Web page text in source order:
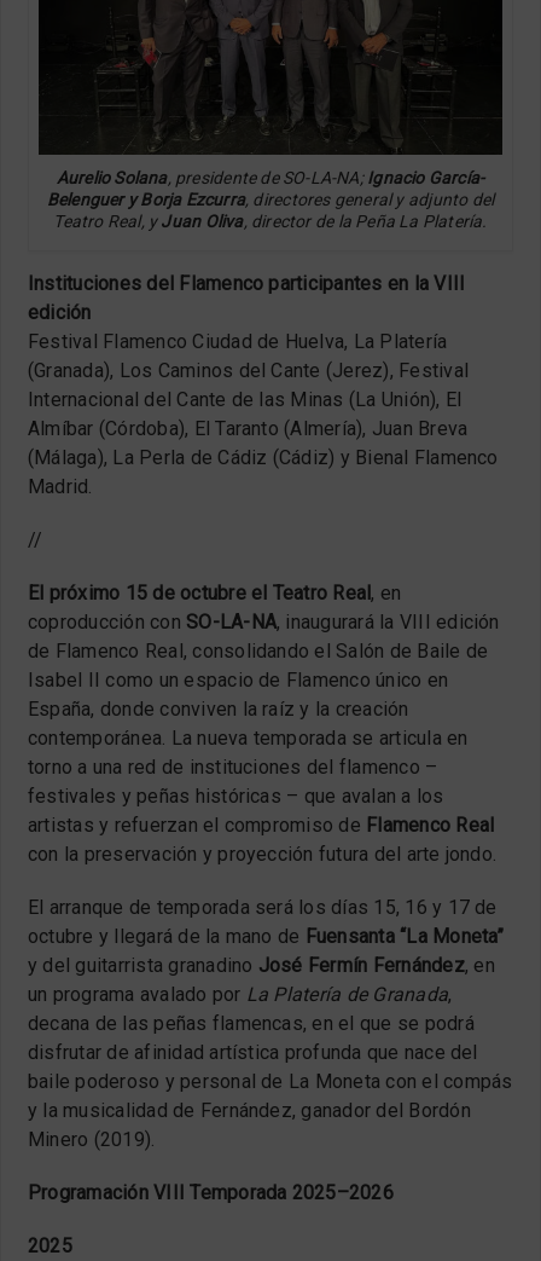
Aurelio Solana, presidente de SO-LA-NA;Ignacio García-
Belenguer y Borja Ezcurra, directores general y adjunto del
Teatro Real, yJuan Oliva, director de la Peña La Platería.
Instituciones del Flamenco participantes en la VIII
edición
Festival Flamenco Ciudad de Huelva, La Platería
(Granada), Los Caminos del Cante (Jerez), Festival
Internacional del Cante de las Minas (La Unión), El
Almíbar (Córdoba), El Taranto (Almería), Juan Breva
(Málaga), La Perla de Cádiz (Cádiz) y Bienal Flamenco
Madrid.
//
El próximo 15 de octubre el Teatro Real , en
coproducción con SO-LA-NA, inaugurará la VIII edición
de Flamenco Real, consolidando el Salón de Baile de
Isabel II como un espacio de Flamenco único en
España, donde conviven la raíz y la creación
contemporánea. La nueva temporada se articula en
torno a una red de instituciones del flamenco –
festivales y peñas históricas – que avalan a los
artistas y refuerzan el compromiso de Flamenco Real
con la preservación y proyección futura del arte jondo.
El arranque de temporada será los días 15, 16 y 17 de
octubre y llegará de la mano de Fuensanta “La Moneta”
y del guitarrista granadino José Fermín Fernández, en
un programa avalado por La Platería de Granada,
decana de las peñas flamencas, en el que se podrá
disfrutar de afinidad artística profunda que nace del
baile poderoso y personal de La Moneta con el compás
y la musicalidad de Fernández, ganador del Bordón
Minero (2019).
Programación VIII Temporada 2025–2026
2025